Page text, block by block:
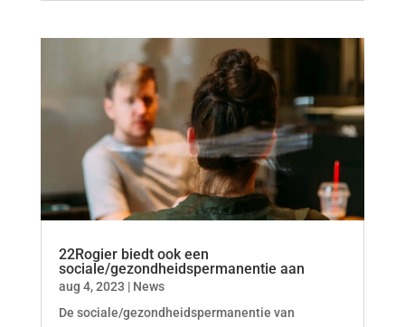
22Rogier biedt ook een
sociale/gezondheidspermanentie aan
aug 4, 2023 | News
De sociale/gezondheidspermanentie van